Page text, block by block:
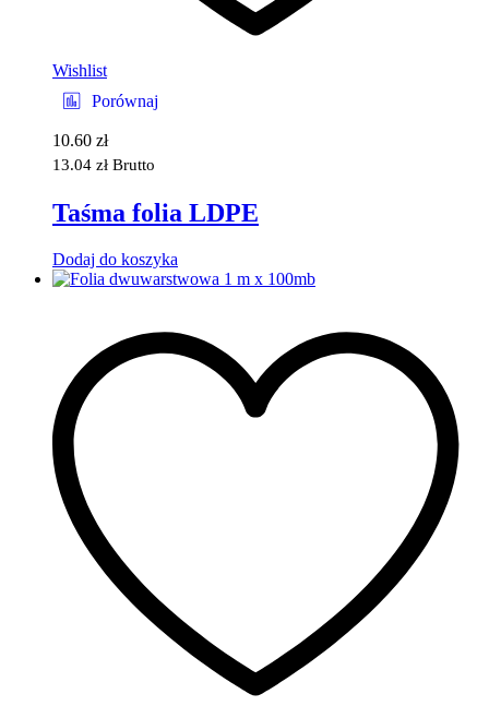
Wishlist
Porównaj
10.60 zł
13.04 zł Brutto
Taśma folia LDPE
Dodaj do koszyka